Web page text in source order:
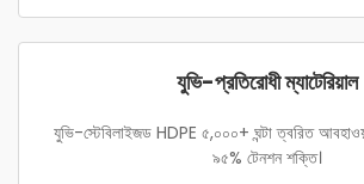
যুভি-প্রতিরোধী ম্যাটেরিয়াল
যুভি-স্টেবিলাইজড HDPE ৫,০০০+ ঘন্টা ত্বরিত
৯৫% টেনশন শক্তি।